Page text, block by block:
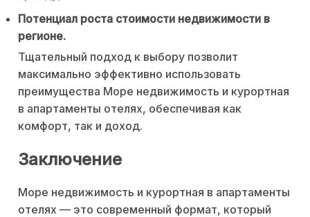
Потенциал роста стоимости недвижимости в
регионе.
Тщательный подход к выбору позволит
максимально эффективно использовать
преимущества Море недвижимость и курортная
в апартаменты отелях, обеспечивая как
комфорт, так и доход.
Заключение
Море недвижимость и курортная в апартаменты
отелях — это современный формат, который